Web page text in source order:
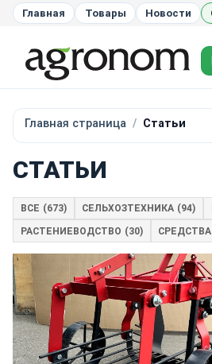
Главная Товары Новости
Главная страница Статьи
СТАТЬИ
ВСЕ (673) СЕЛЬХОЗТЕХНИКА (94)
РАСТЕНИЕВОДСТВО (30)